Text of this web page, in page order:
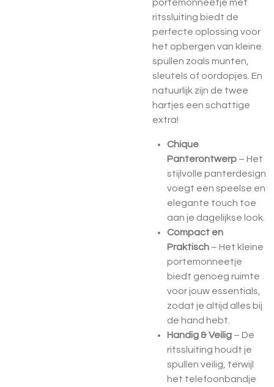
portemonneetje met
ritssluiting biedt de
perfecte oplossing voor
het opbergen van kleine
spullen zoals munten,
sleutels of oordopjes. En
natuurlijk zijn de twee
hartjes een schattige
extra!
Chique
Panterontwerp – Het
stijlvolle panterdesign
voegt een speelse en
elegante touch toe
aan je dagelijkse look.
Compact en
Praktisch – Het kleine
portemonneetje
biedt genoeg ruimte
voor jouw essentials,
zodat je altijd alles bij
de hand hebt.
Handig & Veilig – De
ritssluiting houdt je
spullen veilig, terwijl
het telefoonbandje